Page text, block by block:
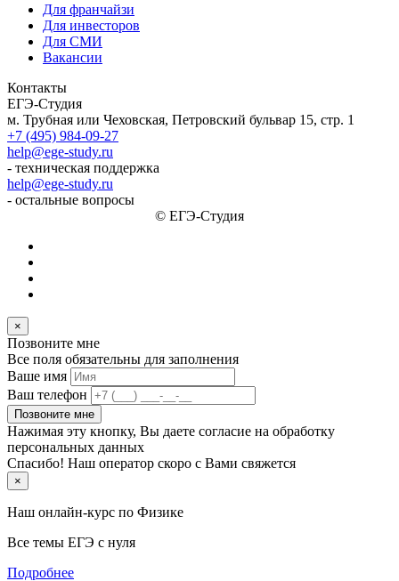
Для франчайзи
Для инвесторов
Для СМИ
Вакансии
Контакты
ЕГЭ-Студия
м. Трубная или Чеховская, Петровский бульвар 15, стр. 1
+7 (495) 984-09-27
help@ege-study.ru
- техническая поддержка
help@ege-study.ru
- остальные вопросы
© ЕГЭ-Студия
×
Позвоните мне
Все поля обязательны для заполнения
Ваше имя
Ваш телефон
Позвоните мне
Нажимая эту кнопку, Вы даете согласие на обработку
персональных данных
Спасибо! Наш оператор скоро с Вами свяжется
×
Наш онлайн-курс по Физике
Все темы ЕГЭ с нуля
Подробнее